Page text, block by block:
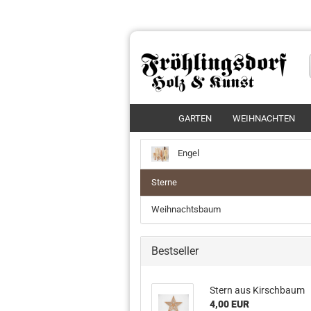
GARTEN WEIHNACHTEN
Engel
Sterne
Weihnachtsbaum
Bestseller
Stern aus Kirschbaum
4,00 EUR